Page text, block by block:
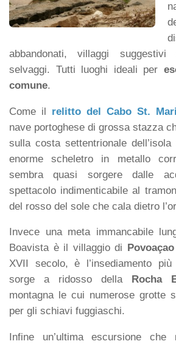
abbandonati, villaggi
selvaggi. Tutti luoghi ideali per
comune.
Come il relitto del Cabo St.
nave portoghese di grossa stazza
sulla costa settentrionale
enorme scheletro in metallo
sembra quasi sorgere dalle
spettacolo indimenticabile al
del rosso del sole che cala dietro
Invece una meta immancabile
Boavista è il villaggio di
XVII secolo, è l’insediamento
sorge a ridosso della
Rocha
montagna le cui numerose grotte
per gli schiavi fuggiaschi.
Infine un’ultima escursione